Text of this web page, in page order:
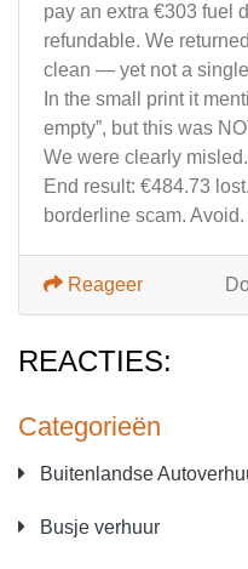
Categorieën
Buitenlandse
Busje verhuur
pay an extra €303 fuel
refundable. We
clean — yet not a
In the small print it
empty”, but this was
We were clearly misled.
End result: €484.73
borderline scam. Avoid.
Reageer
REACTIES: